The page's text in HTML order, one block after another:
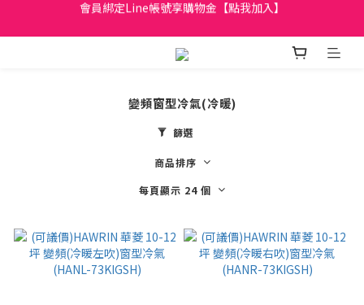
日立家電、國際牌 原廠管制價格 私訊優惠價
全館滿299元免運
變頻窗型冷氣(冷暖)
篩選
商品排序
每頁顯示 24 個